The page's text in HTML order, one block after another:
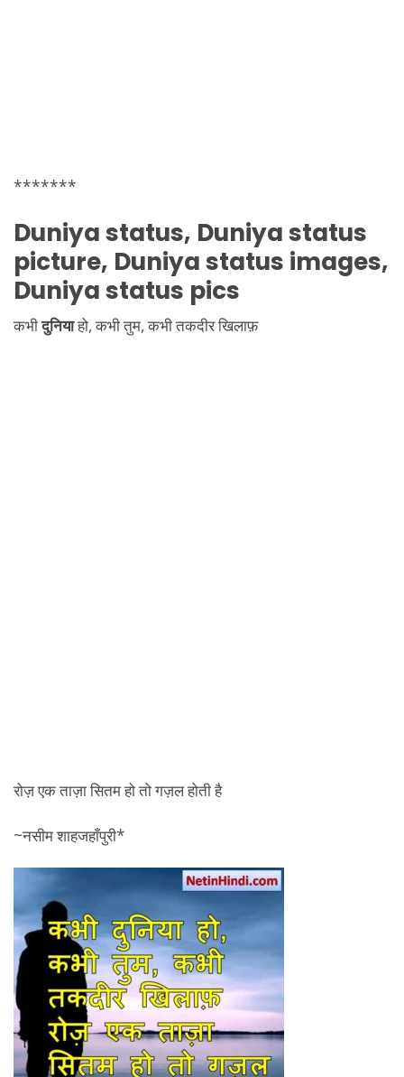
*******
Duniyastatus, Duniyastatus
picture, Duniyastatus images,
Duniyastatus pics
कभीदुनियाहो, कभी तुम, कभी तकदीर खिलाफ़
रोज़ एक ताज़ा सितम हो तो गज़ल होती है
~नसीम शाहजहाँपुरी*